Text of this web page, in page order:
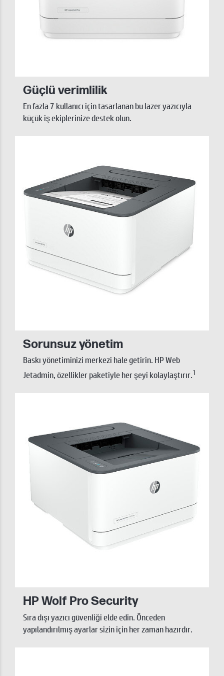
Güçlü verimlilik
En fazla 7 kullanıcı için tasarlanan bu lazer yazıcıyla
küçük iş ekiplerinize destek olun.
Sorunsuz yönetim
Baskı yönetiminizi merkezi hale getirin. HP Web
Jetadmin, özellikler paketiyle her şeyi kolaylaştırır.1
HP Wolf Pro Security
Sıra dışı yazıcı güvenliği elde edin. Önceden
yapılandırılmış ayarlar sizin için her zaman hazırdır.